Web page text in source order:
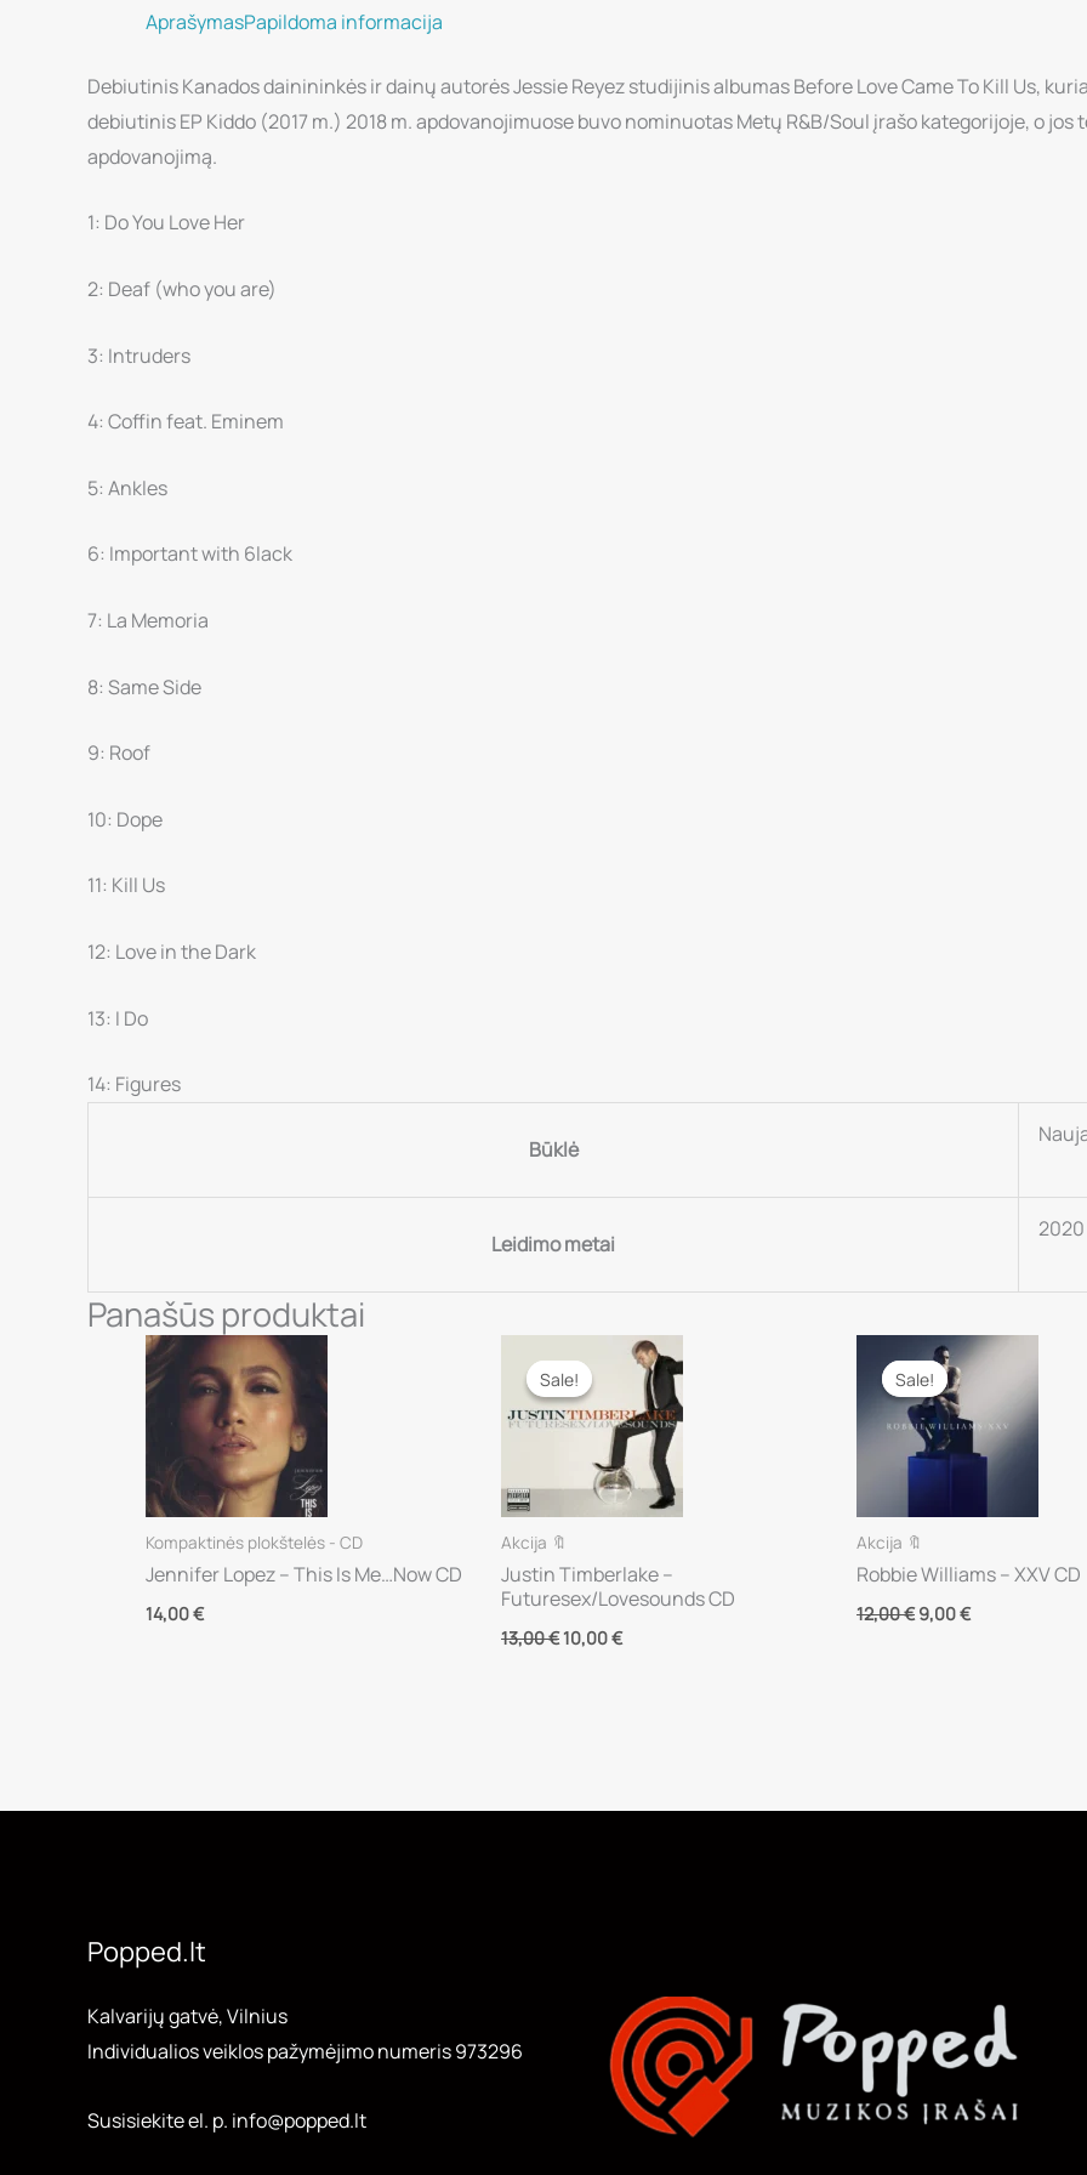
Before
Love
AprašymasPapildoma informacija
Debiutinis Kanados dainininkės ir dainų autorės Jessie Reyez studijinis albumas Before Love Came To Kill Us,
debiutinis EP Kiddo (2017 m.) 2018 m. apdovanojimuose buvo nominuotas Metų R&B/Soul įrašo kategorijoje, o
apdovanojimą.
1: Do You Love Her
2: Deaf (who you are)
3: Intruders
4: Coffin feat. Eminem
5: Ankles
6: Important with 6lack
7: La Memoria
8: Same Side
9: Roof
10: Dope
11: Kill Us
12: Love in the Dark
13: I Do
14: Figures
Būklė
Leidimo metai
2020
Panašūs produktai
Kompaktinės plokštelės - CD
Jennifer Lopez – This Is Me…Now CD
14,00€
Sale!
Sale!
Akcija 🔖
Justin Timberlake –
Futuresex/Lovesounds CD
13,00€ Original
price
10,00€Current
price
Sale!
Sale!
Akcija 🔖
Robbie Williams – XXV CD
12,00€ Original
price
9,00€Current
price
Popped.lt
Kalvarijų gatvė, Vilnius
Individualios veiklos pažymėjimo numeris 973296
Susisiekite el. p. info@popped.lt